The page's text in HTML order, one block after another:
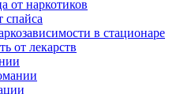
от наркотиков
спайса
в стационаре
от лекарств